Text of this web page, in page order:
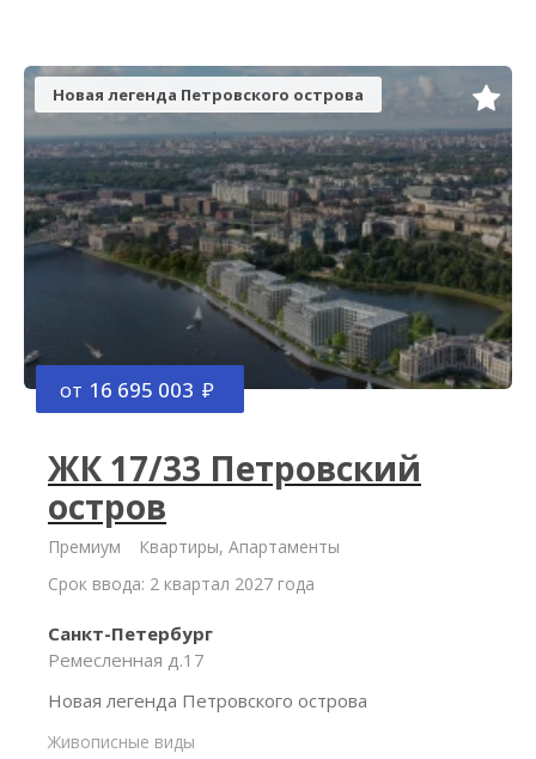
Новая легенда Петровского острова
от 16 695 003
ЖК 17/33 Петровский
остров
Премиум
Квартиры, Апартаменты
Срок ввода: 2 квартал 2027 года
Санкт-Петербург
Ремесленная д.17
Новая легенда Петровского острова
Живописные виды